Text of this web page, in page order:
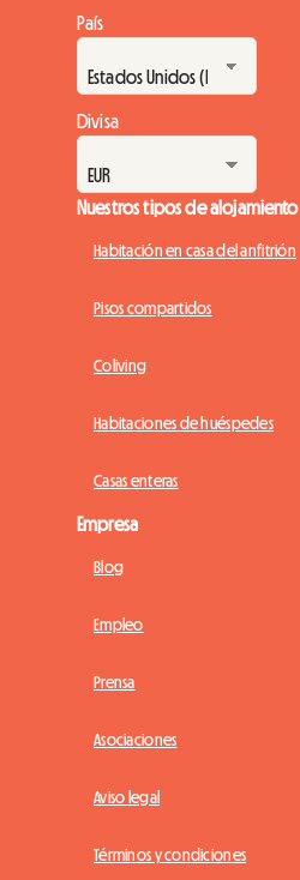
País
Divisa
Nuestros tipos de alojamiento
Habitación en casa del anfitrión
Pisos compartidos
Coliving
Habitaciones de huéspedes
Casas enteras
Empresa
Blog
Empleo
Prensa
Asociaciones
Aviso legal
Términos y condiciones